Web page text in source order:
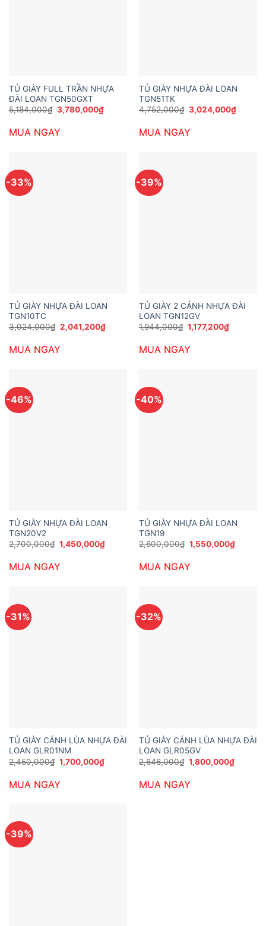
TỦ GIÀY FULL TRẦN NHỰA
ĐÀI LOAN TGN50GXT
5,184,000₫ Giá
gốc
5,184,000₫.
3,780,000₫Giá
hiện
MUA NGAY
TỦ GIÀY NHỰA ĐÀI LOAN
TGN51TK
4,752,000₫ Giá
gốc
4,752,000₫.
3,024,000₫Giá
hiện
MUA NGAY
-33%
TỦ GIÀY NHỰA ĐÀI LOAN
TGN10TC
3,024,000₫ Giá
gốc
3,024,000₫.
2,041,200₫Giá
hiện
MUA NGAY
-39%
TỦ GIÀY 2 CÁNH NHỰA ĐÀI
LOAN TGN12GV
1,944,000₫ Giá
gốc
1,944,000₫.
1,177,200₫Giá
hiện
MUA NGAY
-46%
TỦ GIÀY NHỰA ĐÀI LOAN
TGN20V2
2,700,000₫ Giá
gốc
2,700,000₫.
1,450,000₫Giá
hiện
MUA NGAY
-40%
TỦ GIÀY NHỰA ĐÀI LOAN
TGN19
2,600,000₫ Giá
gốc
2,600,000₫.
1,550,000₫Giá
hiện
MUA NGAY
-31%
TỦ GIÀY CÁNH LÙA NHỰA ĐÀI
LOAN GLR01NM
2,450,000₫ Giá
gốc
2,450,000₫.
1,700,000₫Giá
hiện
MUA NGAY
-32%
TỦ GIÀY CÁNH LÙA NHỰA ĐÀI
LOAN GLR05GV
2,646,000₫ Giá
gốc
2,646,000₫.
1,800,000₫Giá
hiện
MUA NGAY
-39%